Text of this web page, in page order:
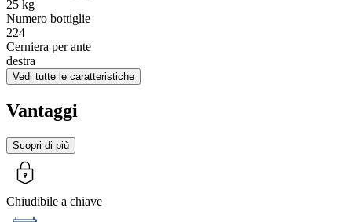
25 kg
Numero bottiglie
224
Cerniera per ante
destra
Vedi tutte le caratteristiche
Vantaggi
Scopri di più
Chiudibile a chiave